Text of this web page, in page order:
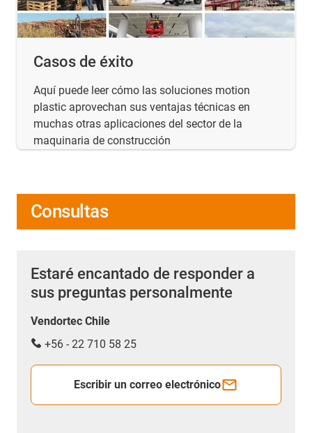
Casos de éxito
Aquí puede leer cómo las soluciones motion
plastic aprovechan sus ventajas técnicas en
muchas otras aplicaciones del sector de la
maquinaria de construcción
Consultas
Estaré encantado de responder a
sus preguntas personalmente
Vendortec Chile
+56 - 22 710 58 25
Escribir un correo electrónico